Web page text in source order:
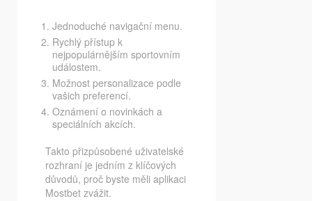
Jednoduché navigační menu.
Rychlý přístup k
nejpopulárnějším sportovním
událostem.
Možnost personalizace podle
vašich preferencí.
Oznámení o novinkách a
speciálních akcích.
Takto přizpůsobené uživatelské
rozhraní je jedním z klíčových
důvodů, proč byste měli aplikaci
Mostbet zvážit.